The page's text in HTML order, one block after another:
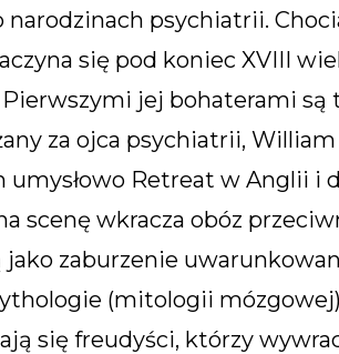
narodzinach psychiatrii.
się pod koniec XVIII
jej bohaterami są
za ojca psychiatrii, William
Retreat w Anglii i
scenę wkracza obóz
zaburzenie
(mitologii
się freudyści, którzy